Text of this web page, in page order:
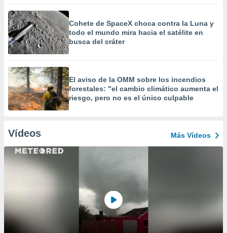
Cohete de SpaceX choca contra la Luna y
todo el mundo mira hacia el satélite en
busca del cráter
El aviso de la OMM sobre los incendios
forestales: "el cambio climático aumenta el
riesgo, pero no es el único culpable
Vídeos Más Vídeos